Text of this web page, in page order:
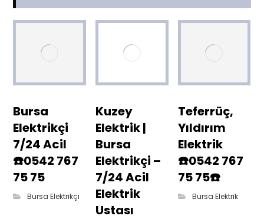
Bursa
Elektrikçi
7/24 Acil
☎️0542 767
75 75
Bursa Elektrikçi
Kuzey
Elektrik |
Bursa
Elektrikçi –
7/24 Acil
Elektrik
Ustası
Teferrüç,
Yıldırım
Elektrik
☎️0542 767
75 75☎️
Bursa Elektrik